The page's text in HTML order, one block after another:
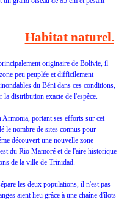
Habitat naturel.
originaire de Bolivie, il
peu peuplée et difficilement
du Béni dans ces conditions,
distribution exacte de l'espèce.
Armonia, portant ses efforts sur cet
le nombre de sites connus pour
découvert une nouvelle zone
du Rio Mamoré et de l'aire historique
de la ville de Trinidad.
les deux populations, il n'est pas
aient lieu grâce à une chaîne d'îlots